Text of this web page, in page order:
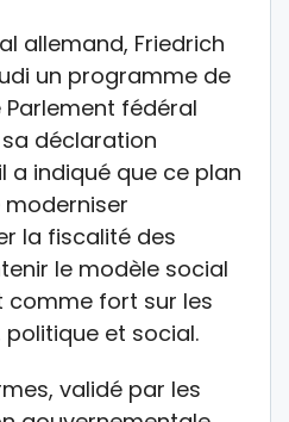
allemand, Friedrich
un programme de
fédéral
déclaration
a indiqué que ce plan
la fiscalité des
le modèle social
comme fort sur les
et social.
validé par les